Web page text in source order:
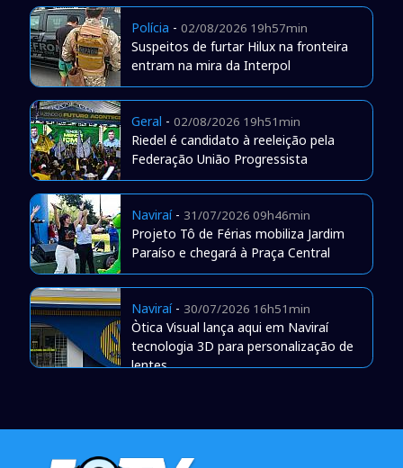
Polícia - 02/08/2026 19h57min
Suspeitos de furtar Hilux na fronteira
entram na mira da Interpol
Geral - 02/08/2026 19h51min
Riedel é candidato à reeleição pela
Federação União Progressista
Naviraí- 31/07/2026 09h46min
Projeto Tô de Férias mobiliza Jardim
Paraíso e chegará à Praça Central
Naviraí- 30/07/2026 16h51min
Òtica Visual lança aqui em Naviraí
tecnologia 3D para personalização de
lentes